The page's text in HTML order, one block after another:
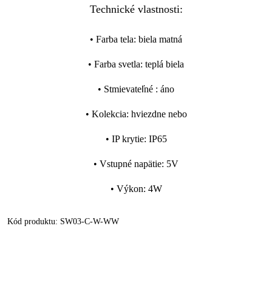
Technické vlastnosti:
• Farba tela: biela matná
• Farba svetla: teplá biela
• Stmievateľné : áno
• Kolekcia: hviezdne nebo
• IP krytie: IP65
• Vstupné napätie: 5V
• Výkon: 4W
Kód produktu: SW03-C-W-WW